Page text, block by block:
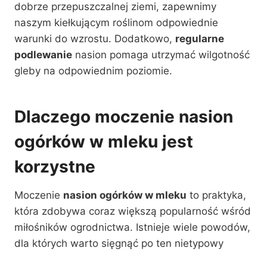
dobrze przepuszczalnej ziemi, zapewnimy
naszym kiełkującym roślinom odpowiednie
warunki do wzrostu. Dodatkowo, regularne
podlewanie nasion pomaga utrzymać wilgotność
gleby na odpowiednim poziomie.
Dlaczego moczenie nasion
ogórków w mleku jest
korzystne
Moczenie nasion ogórków w mleku to praktyka,
która zdobywa coraz większą popularność wśród
miłośników ogrodnictwa. Istnieje wiele powodów,
dla których warto sięgnąć po ten nietypowy